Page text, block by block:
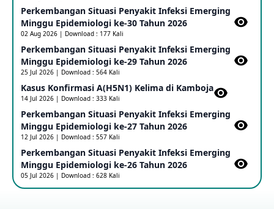
Update Informasi PHEIC Penyakit Ebola
23 May 2026
Penetapan Outbreak Penyakit Ebola di RD Kongo dan
Uganda Sebagai PHEIC
17 May 2026
Outbreak Penyakti Ebola di RD Kongo
16 May 2026
Kasus Konfirmasi A(H5NN6) di Cina
Perkembangan Situasi Penyakit Infeksi Emerging
Minggu Epidemiologi ke-30 Tahun 2026
02 Aug 2026 | Download : 177 Kali
Perkembangan Situasi Penyakit Infeksi Emerging
Minggu Epidemiologi ke-29 Tahun 2026
25 Jul 2026 | Download : 564 Kali
Kasus Konfirmasi A(H5N1) Kelima di Kamboja​
14 Jul 2026 | Download : 333 Kali
Perkembangan Situasi Penyakit Infeksi Emerging
Minggu Epidemiologi ke-27 Tahun 2026
12 Jul 2026 | Download : 557 Kali
Perkembangan Situasi Penyakit Infeksi Emerging
Minggu Epidemiologi ke-26 Tahun 2026
05 Jul 2026 | Download : 628 Kali